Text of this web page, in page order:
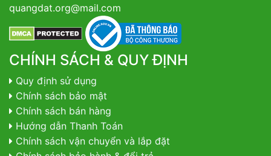
quangdat.org@mail.com
CHÍNH SÁCH & QUY ĐỊNH
Quy định sử dụng
Chính sách bảo mật
Chính sách bán hàng
Hướng dẫn Thanh Toán
Chính sách vận chuyển và lắp đặt